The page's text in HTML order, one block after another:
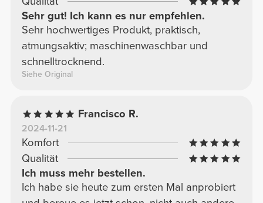
Sehr gut! Ich kann es nur empfehlen.
Sehr hochwertiges Produkt, praktisch,
atmungsaktiv; maschinenwaschbar und
schnelltrocknend.
Siehe Original
Francisco R.
2024-11-21
Komfort
Qualität
Ich muss mehr bestellen.
Ich habe sie heute zum ersten Mal anprobiert